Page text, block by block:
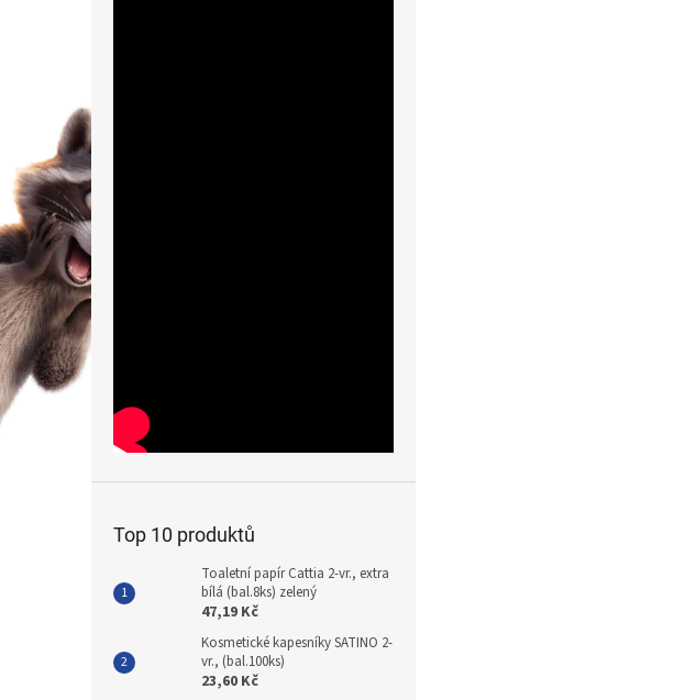
Top 10 produktů
Toaletní papír Cattia 2-vr., extra
bílá (bal.8ks) zelený
47,19 Kč
Kosmetické kapesníky SATINO 2-
vr., (bal.100ks)
23,60 Kč